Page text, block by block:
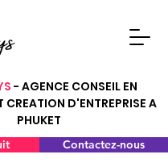
- AGENCE CONSEIL EN
CREATION D'ENTREPRISE A
PHUKET
Contactez-nous